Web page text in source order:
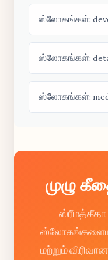
ஸ்லோகங்கள்:
ஸ்லோகங்கள்:
ஸ்லோகங்கள்:
முழு
ஸ்ரீமத்கீதா
மற்றும்